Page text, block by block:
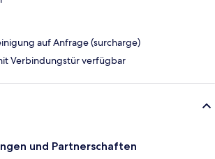
auf Anfrage (surcharge)
Verbindungstür verfügbar
und Partnerschaften